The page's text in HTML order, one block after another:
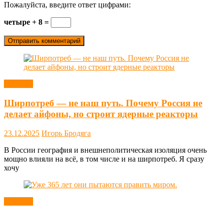
Пожалуйста, введите ответ цифрами:
четыре + 8 =
Ширпотреб — не наш путь. Почему Россия не
делает айфоны, но строит ядерные реакторы
23.12.2025 Игорь Бродяга
В России география и внешнеполитическая изоляция очень
мощно влияли на всё, в том числе и на ширпотреб. Я сразу
хочу